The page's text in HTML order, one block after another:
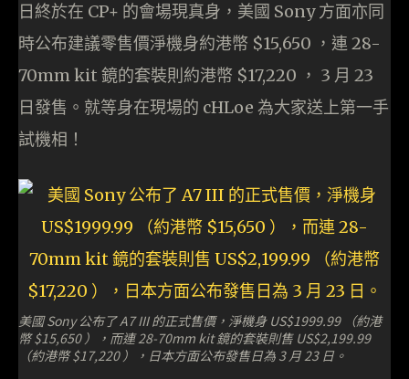
日終於在 CP+ 的會場現真身，美國 Sony 方面亦同
時公布建議零售價淨機身約港幣 $15,650 ，連 28-
70mm kit 鏡的套裝則約港幣 $17,220 ， 3 月 23
日發售。就等身在現場的 cHLoe 為大家送上第一手
試機相！
美國 Sony 公布了 A7 III 的正式售價，淨機身 US$1999.99 （約港
幣 $15,650 ），而連 28-70mm kit 鏡的套裝則售 US$2,199.99
（約港幣 $17,220 ），日本方面公布發售日為 3 月 23 日。